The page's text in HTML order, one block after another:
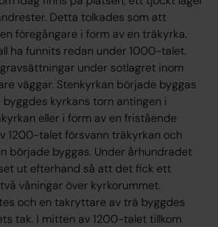
Detta tolkades som att
föregångare i form av en träkyrka.
ha funnits redan under 1000-talet.
under sotlagret inom
väggar. Stenkyrkan började byggas
byggdes kyrkans torn antingen i
eller i form av en fristående
1200-talet försvann träkyrkan och
började byggas. Under århundradet
ut efterhand så att det fick ett
våningar över kyrkorummet.
och en takryttare av trä byggdes
tak. I mitten av 1200-talet tillkom